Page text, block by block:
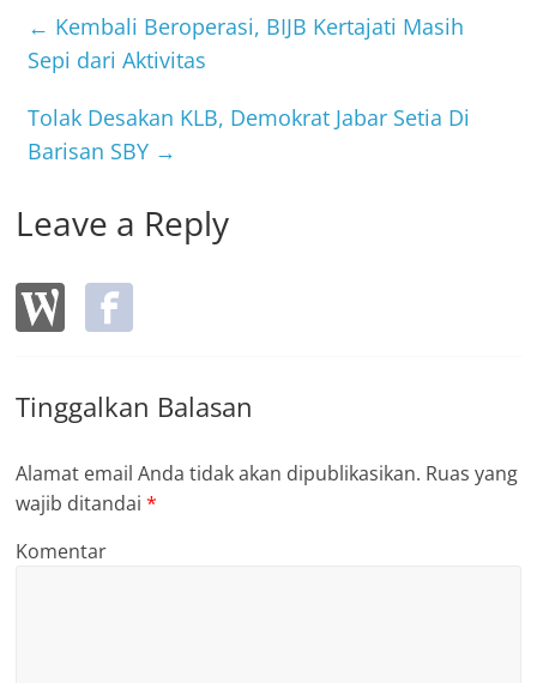
b
o
o
k
← Kembali Beroperasi, BIJB Kertajati Masih
Sepi dari Aktivitas
Tolak Desakan KLB, Demokrat Jabar Setia Di
Barisan SBY →
Leave a Reply
Tinggalkan Balasan
Alamat email Anda tidak akan dipublikasikan. Ruas yang
wajib ditandai*
Komentar